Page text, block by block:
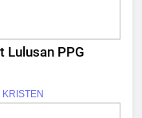
Lulusan PPG